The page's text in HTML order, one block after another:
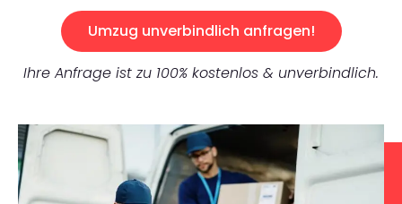
Umzug unverbindlich anfragen!
Ihre Anfrage ist zu 100% kostenlos & unverbindlich.